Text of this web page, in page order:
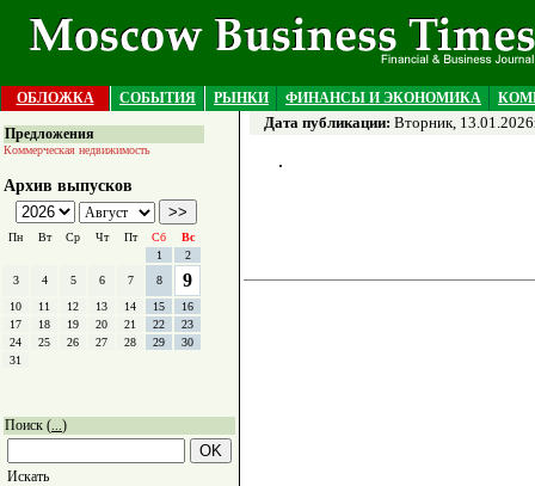
ОБЛОЖКА СОБЫТИЯ РЫНКИ ФИНАНСЫ И ЭКОНОМИКА
Предложения
Коммерческая недвижимость
Архив выпусков
Пн Вт Ср Чт Пт Сб
Вс
1
2
3
4 5 6 7 8 9
10 11 12 13 14 15
16
17
18 19 20 21 22
23
24
25 26 27 28 29
30
31
Поиск ( )
Искать
Дата публикации: Вторник,